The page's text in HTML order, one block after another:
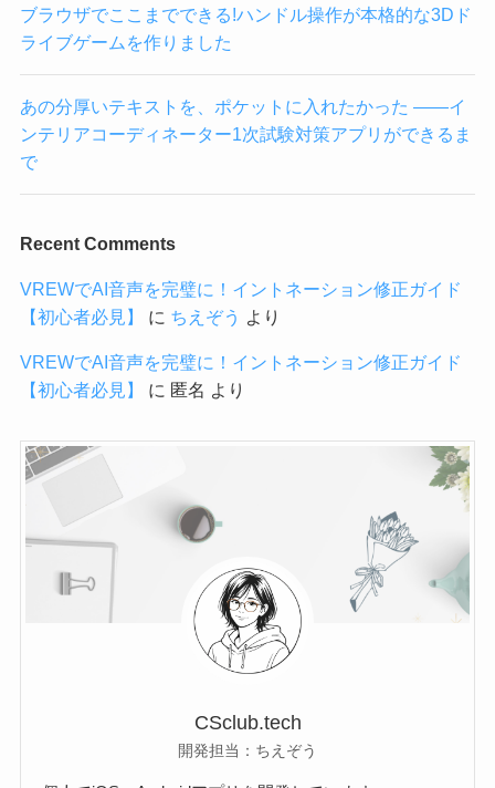
ブラウザでここまでできる!ハンドル操作が本格的な3Dド
ライブゲームを作りました
あの分厚いテキストを、ポケットに入れたかった ——イ
ンテリアコーディネーター1次試験対策アプリができるま
で
Recent Comments
VREWでAI音声を完璧に！イントネーション修正ガイド
【初心者必見】
に ちえぞう より
VREWでAI音声を完璧に！イントネーション修正ガイド
【初心者必見】
に 匿名 より
CSclub.tech
開発担当：ちえぞう